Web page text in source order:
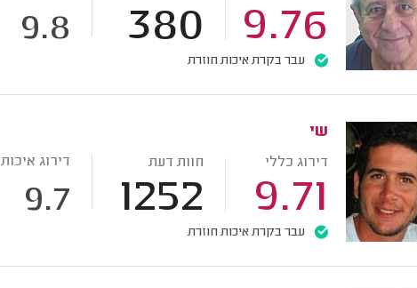
9.76
380
9.8
עבר בקרת איכות חוזרת
שי
דירוג כללי
9.71
חוות דעת
1252
דירוג איכות
9.7
עבר בקרת איכות חוזרת